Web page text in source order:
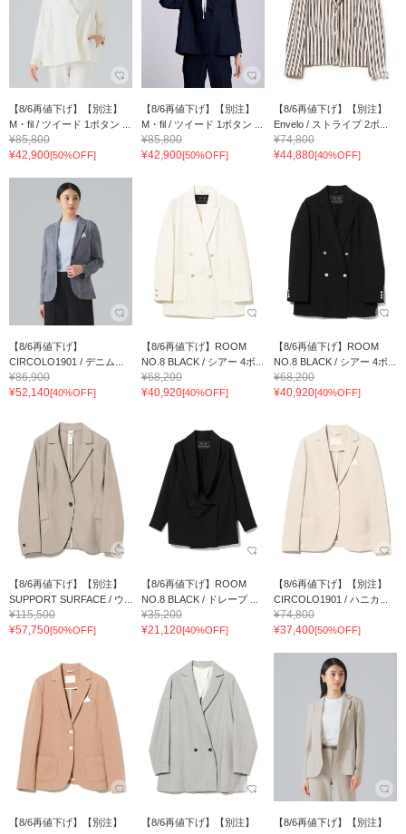
【8/6再値下げ】【別注】
M・fil / ツイード 1ボタン ...
¥85,800
¥42,900[50%OFF]
【8/6再値下げ】【別注】
M・fil / ツイード 1ボタン ...
¥85,800
¥42,900[50%OFF]
【8/6再値下げ】【別注】
Envelo / ストライプ 2ボ...
¥74,800
¥44,880[40%OFF]
【8/6再値下げ】
CIRCOLO1901 / デニム...
¥86,900
¥52,140[40%OFF]
【8/6再値下げ】ROOM
NO.8 BLACK / シアー 4ボ...
¥68,200
¥40,920[40%OFF]
【8/6再値下げ】ROOM
NO.8 BLACK / シアー 4ボ...
¥68,200
¥40,920[40%OFF]
【8/6再値下げ】【別注】
SUPPORT SURFACE / ウ...
¥115,500
¥57,750[50%OFF]
【8/6再値下げ】ROOM
NO.8 BLACK / ドレープ ...
¥35,200
¥21,120[40%OFF]
【8/6再値下げ】【別注】
CIRCOLO1901 / ハニカ...
¥74,800
¥37,400[50%OFF]
【8/6再値下げ】【別注】
【8/6再値下げ】【別注】
【8/6再値下げ】【別注】